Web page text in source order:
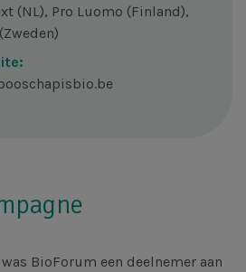
(NL), Pro Luomo (Finland),
BioForum een deelnemer aan